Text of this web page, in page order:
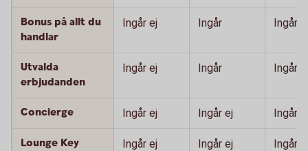
Bonus på allt du
handlar
Ingår ej Ingår Ingår
Utvalda
erbjudanden
Ingår ej Ingår Ingår
Concierge Ingår ej Ingår ej Ingår
Lounge Key Ingår ej Ingår ej Ingår